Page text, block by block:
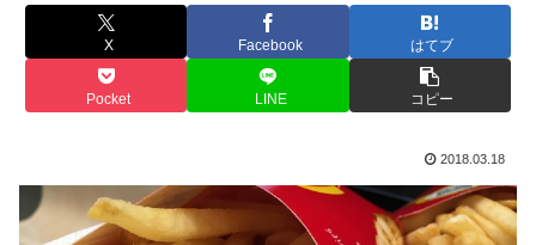
X Facebook はてブ
Pocket LINE コピー
2018.03.18